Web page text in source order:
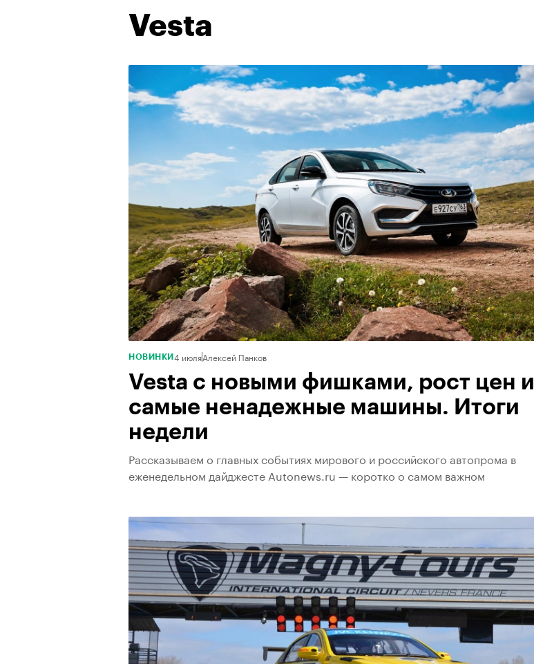
Vesta
НОВИНКИ 4 июляАлексей Панков
Vesta с новыми фишками, рост цен и
самые ненадежные машины. Итоги
недели
Рассказываем о главных событиях мирового и российского автопрома в
еженедельном дайджесте Autonews.ru — коротко о самом важном